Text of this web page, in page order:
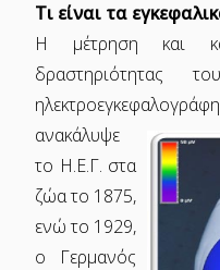
Τι είναι τα
Η μέτρηση και
δραστηριότητας
ανακάλυψε
το Η.Ε.Γ. στα
ζώα το 1875,
ενώ το 1929,
o Γερμανός